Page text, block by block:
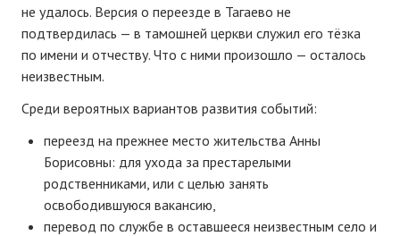
не удалось. Версия о переезде в Тагаево не
подтвердилась — в тамошней церкви служил его тёзка
по имени и отчеству. Что с ними произошло — осталось
неизвестным.
Среди вероятных вариантов развития событий:
переезд на прежнее место жительства Анны
Борисовны: для ухода за престарелыми
родственниками, или с целью занять
освободившуюся вакансию,
перевод по службе в оставшееся неизвестным село и